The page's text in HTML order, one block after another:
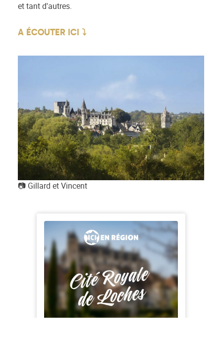
et tant d'autres.
A ÉCOUTER ICI ⤵
📷 Gillard et Vincent